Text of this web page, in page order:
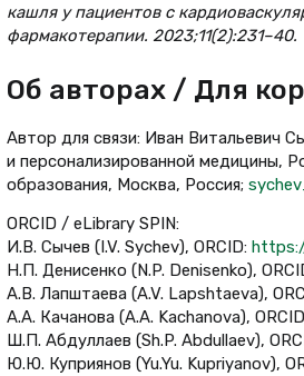
кашля у пациентов с
фармакотерапии. 2023;11(2):231–40.
Об авторах / Для
Автор для связи: Иван Витальевич
и персонализированной медицины,
образования, Москва, Россия;
ORCID / eLibrary SPIN:
И.В. Сычев (I.V. Sychev), ORCID:
Н.П. Денисенко (N.P. Denisenko),
А.В. Лапштаева (A.V. Lapshtaeva),
А.А. Качанова (A.A. Kachanova),
Ш.П. Абдуллаев (Sh.P. Abdullaev),
Ю.Ю. Куприянов (Yu.Yu. Kupriyanov),